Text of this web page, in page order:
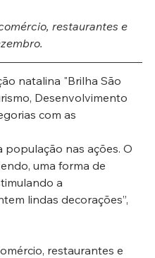
restaurantes e
natalina "Brilha São
Desenvolvimento
com as
nas ações. O
uma forma de
a
lindas decorações”,
restaurantes e